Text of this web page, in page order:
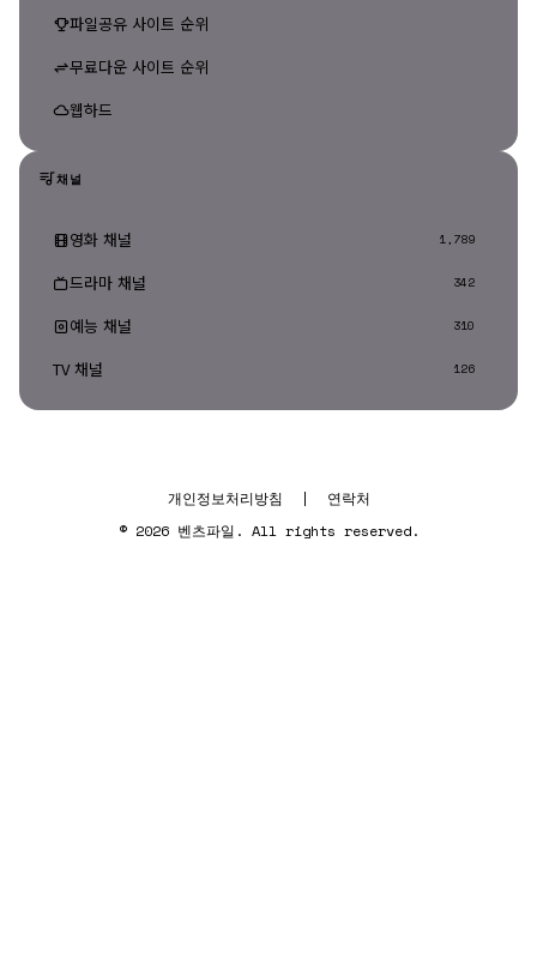
파일공유 사이트 순위
무료다운 사이트 순위
웹하드
채널
영화 채널 1,789
드라마 채널 342
예능 채널 310
TV 채널 126
개인정보처리방침 |
연락처
© 2026 벤츠파일. All rights reserved.